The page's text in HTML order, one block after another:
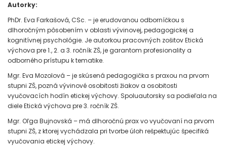
Autorky:
PhDr. Eva Farkašová, CSc. – je erudovanou odborníčkou s
dlhoročným pôsobením v oblasti vývinovej, pedagogickej a
kognitívnej psychológie. Je autorkou pracovných zošitov Etická
výchova pre 1., 2. a 3. ročník ZŠ, je garantom profesionality a
odborného prístupu k tematike.
Mgr. Eva Mozolová – je skúsená pedagogička s praxou na prvom
stupni ZŠ, pozná vývinové osobitosti žiakov a osobitosti
vyučovacích hodín etickej výchovy. Spoluautorsky sa podieľala na
diele Etická výchova pre 3. ročník ZŠ.
Mgr. Oľga Bujnovská – má dlhoročnú prax vo vyučovaní na prvom
stupni ZŠ, z ktorej vychádzala pri tvorbe úloh rešpektujúc špecifiká
vyučovania etickej výchovy.